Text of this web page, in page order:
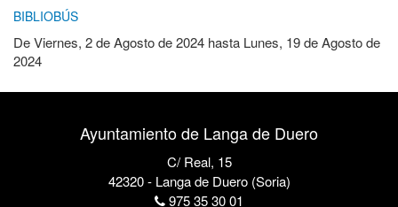
BIBLIOBÚS
DeViernes, 2 de Agosto de 2024 hasta Lunes, 19 de Agosto de
2024
Ayuntamiento de Langa de Duero
C/ Real, 15
42320 - Langa de Duero (Soria)
975 35 30 01